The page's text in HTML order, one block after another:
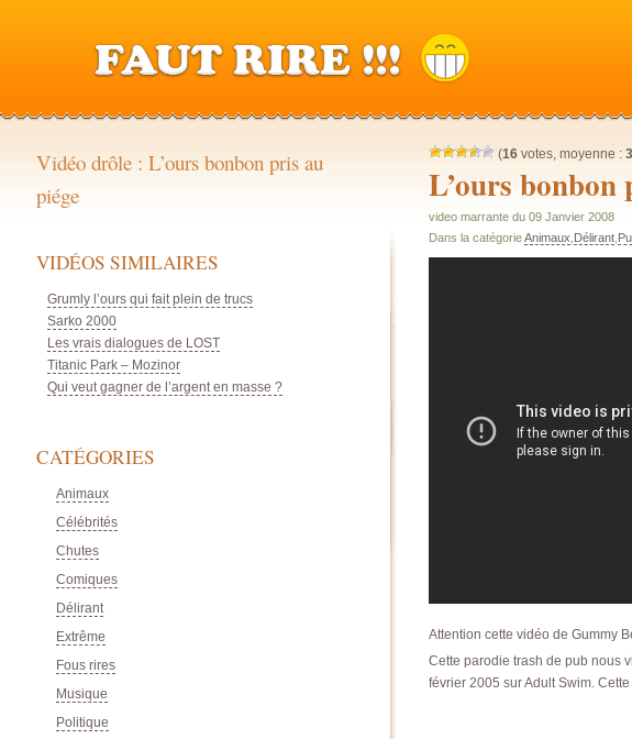
(16votes, moyenne :
L’ours bonbon
video marrante du 09 Janvier 2008
Dans la catégorieAnimaux Délirant,
Attention cette vidéo de Gummy
Cette parodie trash de pub nous
février 2005 sur Adult Swim.
Vidéo drôle : L’ours bonbon pris au
piége
VIDÉOS SIMILAIRES
Grumly l’ours qui fait plein de trucs
Sarko 2000
Les vrais dialogues de LOST
Titanic Park – Mozinor
Qui veut gagner de l’argent en masse ?
CATÉGORIES
Animaux
Célébrités
Chutes
Comiques
Délirant
Extrême
Fous rires
Musique
Politique